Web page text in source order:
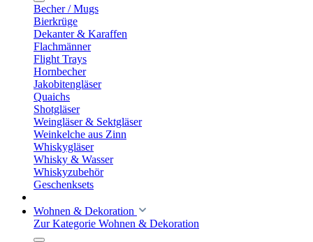
Becher / Mugs
Bierkrüge
Dekanter & Karaffen
Flachmänner
Flight Trays
Hornbecher
Jakobitengläser
Quaichs
Shotgläser
Weingläser & Sektgläser
Weinkelche aus Zinn
Whiskygläser
Whisky & Wasser
Whiskyzubehör
Geschenksets
Wohnen & Dekoration
Zur Kategorie Wohnen & Dekoration